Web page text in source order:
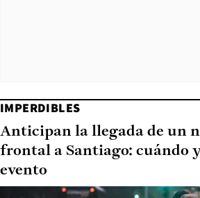
IMPERDIBLES
Anticipan la llegada de un
frontal a Santiago: cuándo
evento